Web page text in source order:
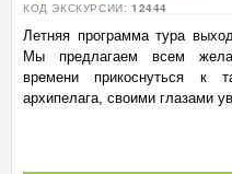
КОД ЭКСКУРСИИ: 12444
Летняя программа тура
Мы предлагаем всем
времени прикоснуться к
архипелага, своими глазами